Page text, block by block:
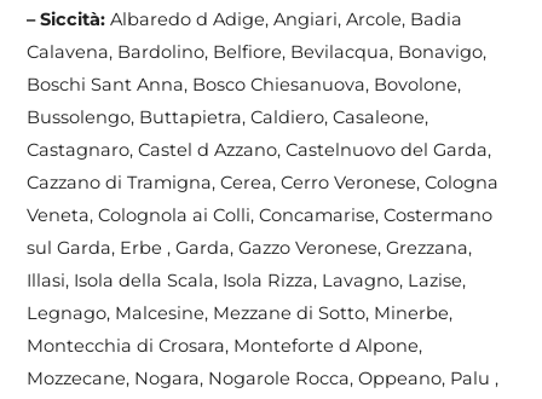
– Siccità:Albaredo d Adige, Angiari, Arcole, Badia
Calavena, Bardolino, Belfiore, Bevilacqua, Bonavigo,
Boschi Sant Anna, Bosco Chiesanuova, Bovolone,
Bussolengo, Buttapietra, Caldiero, Casaleone,
Castagnaro, Castel d Azzano, Castelnuovo del Garda,
Cazzano di Tramigna, Cerea, Cerro Veronese, Cologna
Veneta, Colognola ai Colli, Concamarise, Costermano
sul Garda, Erbe , Garda, Gazzo Veronese, Grezzana,
Illasi, Isola della Scala, Isola Rizza, Lavagno, Lazise,
Legnago, Malcesine, Mezzane di Sotto, Minerbe,
Montecchia di Crosara, Monteforte d Alpone,
Mozzecane, Nogara, Nogarole Rocca, Oppeano, Palu ,